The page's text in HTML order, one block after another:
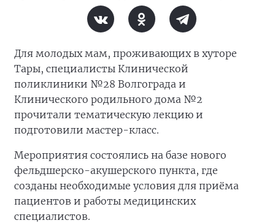
Для молодых мам, проживающих в хуторе
Тары, специалисты Клинической
поликлиники №28 Волгограда и
Клинического родильного дома №2
прочитали тематическую лекцию и
подготовили мастер-класс.
Мероприятия состоялись на базе нового
фельдшерско-акушерского пункта, где
созданы необходимые условия для приёма
пациентов и работы медицинских
специалистов.